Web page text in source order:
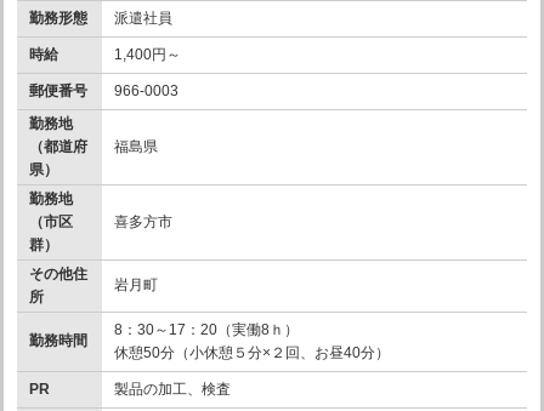
勤務形態 派遣社員
時給 1,400円～
郵便番号
966-0003
勤務地
（都道府
県）
福島県
勤務地
（市区
群）
喜多方市
その他住
所
岩月町
勤務時間
8：30～17：20（実働8ｈ）
休憩50分（小休憩５分×２回、お昼40分）
PR
製品の加工、検査